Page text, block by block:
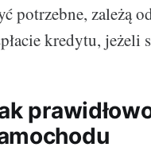
potrzebne, zależą
kredytu, jeżeli